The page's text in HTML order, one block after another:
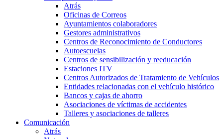
Atrás
Oficinas de Correos
Ayuntamientos colaboradores
Gestores administrativos
Centros de Reconocimiento de Conductores
Autoescuelas
Centros de sensibilización y reeducación
Estaciones ITV
Centros Autorizados de Tratamiento de Vehículos
Entidades relacionadas con el vehículo histórico
Bancos y cajas de ahorro
Asociaciones de víctimas de accidentes
Talleres y asociaciones de talleres
Comunicación
Atrás